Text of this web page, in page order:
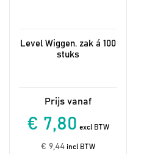
Level Wiggen. zak á 100
stuks
€ 7,80 excl BTW
€ 9,44incl BTW